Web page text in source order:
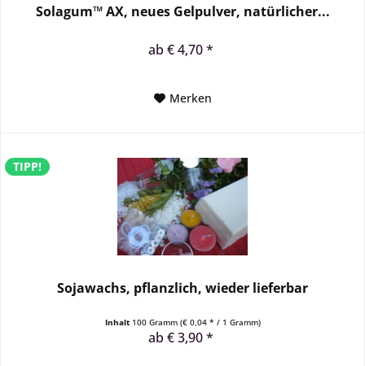
Solagum™ AX, neues Gelpulver, natürlicher...
ab € 4,70 *
Merken
TIPP!
Sojawachs, pflanzlich, wieder lieferbar
Inhalt 100 Gramm (€ 0,04 * / 1 Gramm)
ab € 3,90 *